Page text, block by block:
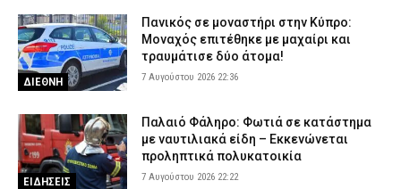
ΔΙΕΘΝΗ
Πανικός σε μοναστήρι στην Κύπρο:
Μοναχός επιτέθηκε με μαχαίρι και
τραυμάτισε δύο άτομα!
7 Αυγούστου 2026 22:36
ΕΙΔΗΣΕΙΣ
Παλαιό Φάληρο: Φωτιά σε κατάστημα
με ναυτιλιακά είδη – Εκκενώνεται
προληπτικά πολυκατοικία
7 Αυγούστου 2026 22:22